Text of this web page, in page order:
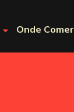
Onde Comer